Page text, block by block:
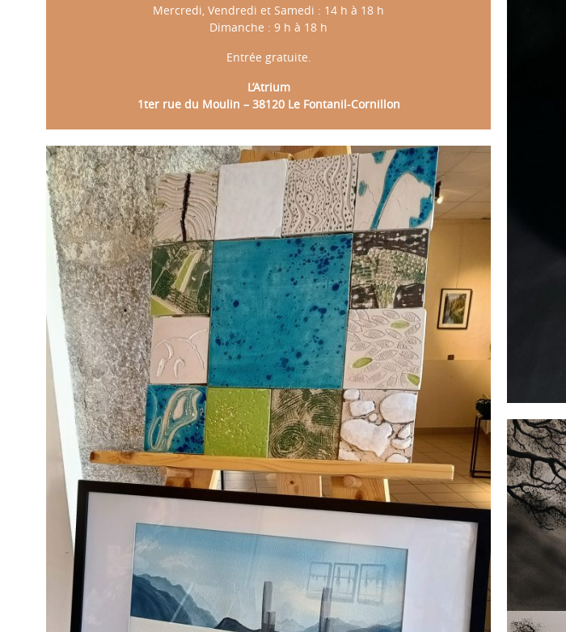
Mercredi, Vendredi et Samedi : 14 h à 18 h
Dimanche : 9 h à 18 h
Entrée gratuite.
L’Atrium
1ter rue du Moulin – 38120 Le Fontanil-Cornillon